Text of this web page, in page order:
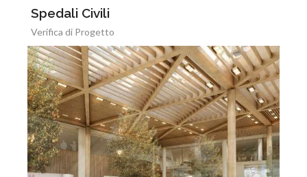
Spedali Civili
Verifica di Progetto